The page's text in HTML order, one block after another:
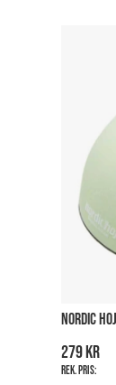
NORDIC
279 kr
Rek. pris: